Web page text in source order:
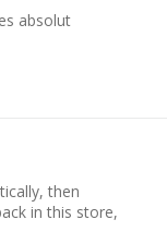
absolut
then
in this store,